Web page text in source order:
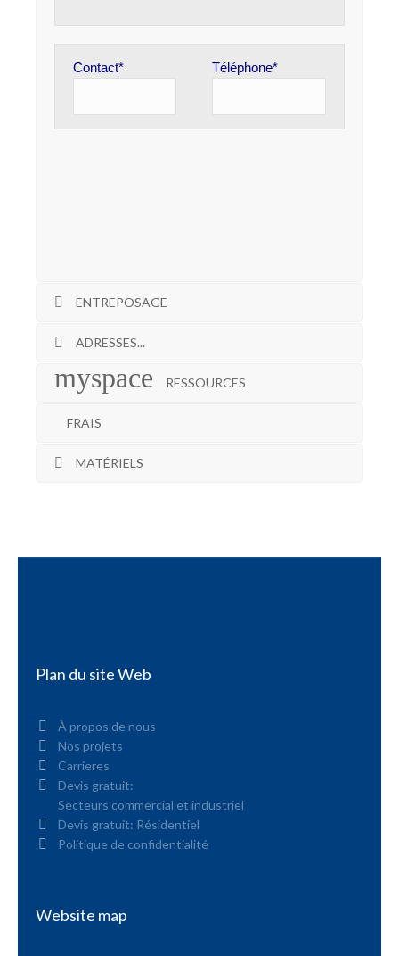
Contact* Téléphone*
ENTREPOSAGE
ADRESSES...
RESSOURCES
FRAIS
MATÉRIELS
Plan du site Web
À propos de nous
Nos projets
Carrieres
Devis gratuit:
Secteurs commercial et industriel
Devis gratuit: Résidentiel
Politique de confidentialité
Website map